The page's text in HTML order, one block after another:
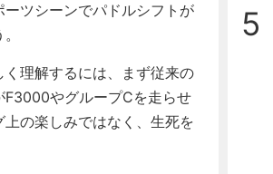
ツシーンでパドルシフトが
理解するには、まず従来の
F3000やグループCを走らせ
の楽しみではなく、生死を
5